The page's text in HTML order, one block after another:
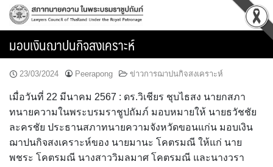
Skip
มอบเงินฌาปนกิจสงเคราะห์
23/03/2024 Peerapong ข่าวการฌาปนกิจสงเคราะห์
เมื่อวันที่ 22 มีนาคม 2567 : ดร.วิเชียร ชุบไธสง นายกสภา
ทนายความในพระบรมราชูปถัมภ์ มอบหมายให้ นายธวัชชัย
ละครชัย ประธานสภาทนายความจังหวัดขอนแก่น มอบเงิน
ฌาปนกิจสงเคราะห์ของ นายมานะ โคตรมณี ให้แก่ นาย
พชระ โคตรมณี นางสาววิมลมาศ โคตรมณี และนางวรา